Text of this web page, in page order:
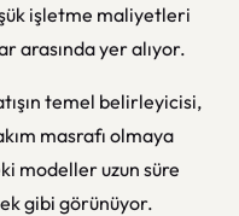
işletme maliyetleri
arasında yer alıyor.
temel belirleyicisi,
masrafı olmaya
modeller uzun süre
gibi görünüyor.